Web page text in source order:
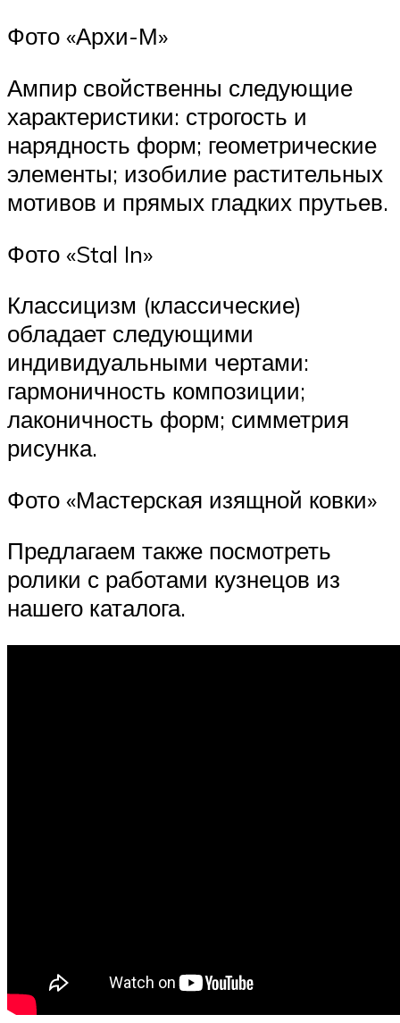
Фото «Архи-М»
Ампир свойственны следующие
характеристики: строгость и
нарядность форм; геометрические
элементы; изобилие растительных
мотивов и прямых гладких прутьев.
Фото «Stal In»
Классицизм (классические)
обладает следующими
индивидуальными чертами:
гармоничность композиции;
лаконичность форм; симметрия
рисунка.
Фото «Мастерская изящной ковки»
Предлагаем также посмотреть
ролики с работами кузнецов из
нашего каталога.